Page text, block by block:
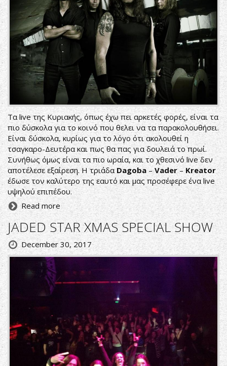
Τα live της Κυριακής, όπως έχω πει αρκετές φορές, είναι τα
πιο δύσκολα για το κοινό που θελει να τα παρακολουθήσει.
Είναι δύσκολα, κυρίως για το λόγο ότι ακολουθεί η
τσαγκαρο-Δευτέρα και πως θα πας για δουλειά το πρωί.
Συνήθως όμως είναι τα πιο ωραία, και το χθεσινό live δεν
αποτέλεσε εξαίρεση. Η τριάδαDagoba –Vader– Kreator
έδωσε τον καλύτερο της εαυτό και μας προσέφερε ένα live
υψηλού επιπέδου.
Read more
JADED STAR XMAS SPECIAL SHOW
December 30, 2017